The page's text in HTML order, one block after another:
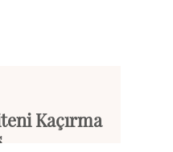
Kaçırma